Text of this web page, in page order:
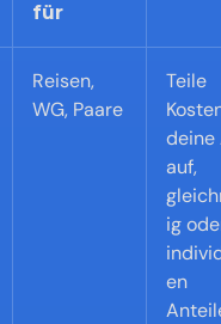
für
Reisen,
WG, Paare
Teile
deine
auf,
ig
en